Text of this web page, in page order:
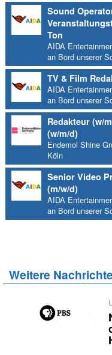
Sound
Ton
AIDA
an Bord unserer
TV & Film
AIDA
an Bord unserer
Redakteur (w/
(w/m/d)
Endemol Shine
Köln
Senior Video
(m/w/d)
AIDA
an Bord unserer
Weitere